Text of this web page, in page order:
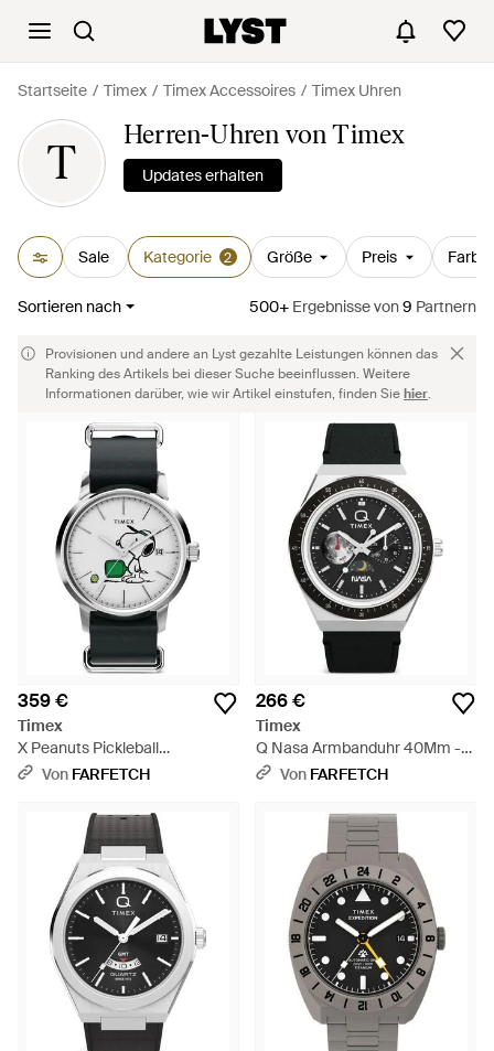
Startseite Timex Timex Accessoires Timex Uhren
T
Herren-Uhren von Timex
Updates erhalten
Sale Kategorie 2 Größe Preis Farbe
Sortieren nach 500+ Ergebnissevon9 Partnern
Provisionen und andere an Lyst gezahlte Leistungen können das
Ranking des Artikels bei dieser Suche beeinflussen. Weitere
Informationen darüber, wie wir Artikel einstufen, finden Siehier.
359 €
Timex
X Peanuts Pickleball
Armbanduhr 40Mm - Grau
Von FARFETCH
266 €
Timex
Q Nasa Armbanduhr 40Mm -
Schwarz
Von FARFETCH